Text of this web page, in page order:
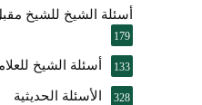
أسئلة الشيخ للشيخ
179
أسئلة الشيخ 133
الأسئلة الحديثية 328